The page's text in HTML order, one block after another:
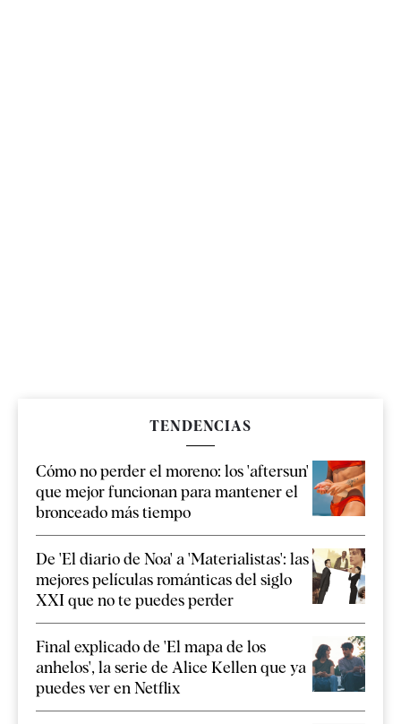
TENDENCIAS
Cómo no perder el moreno: los 'aftersun'
que mejor funcionan para mantener el
bronceado más tiempo
De 'El diario de Noa' a 'Materialistas': las
mejores películas románticas del siglo
XXI que no te puedes perder
Final explicado de 'El mapa de los
anhelos', la serie de Alice Kellen que ya
puedes ver en Netflix